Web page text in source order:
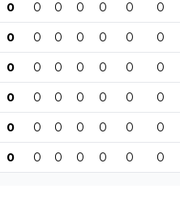
0 0 0 0 0 0 0
0 0 0 0 0 0 0
0 0 0 0 0 0 0
0 0 0 0 0 0 0
0 0 0 0 0 0 0
0 0 0 0 0 0 0